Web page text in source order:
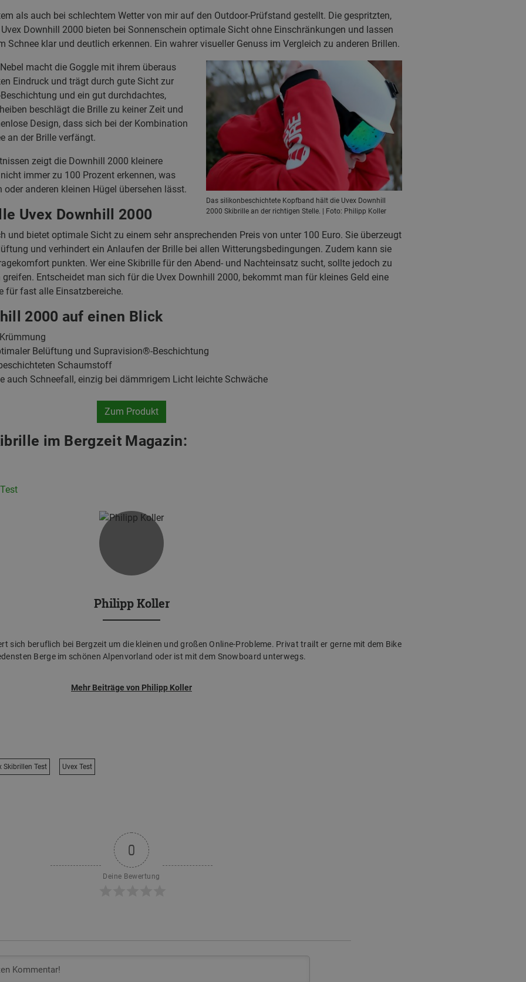
als auch bei schlechtem Wetter von mir auf den Outdoor-Prüfstand gestellt. Die gespritzten,
Downhill 2000 bieten bei Sonnenschein optimale Sicht ohne Einschränkungen und lassen
Schnee klar und deutlich erkennen. Ein wahrer visueller Genuss im Vergleich zu anderen Brillen.
Das silikonbeschichtete Kopfband hält die Uvex Downhill
2000 Skibrille an der richtigen Stelle. | Foto: Philipp Koller
macht die Goggle mit ihrem überaus
Eindruck und trägt durch gute Sicht zur
und ein gut durchdachtes,
beschlägt die Brille zu keiner Zeit und
Design, dass sich bei der Kombination
an der Brille verfängt.
zeigt die Downhill 2000 kleinere
immer zu 100 Prozent erkennen, was
anderen kleinen Hügel übersehen lässt.
Uvex Downhill 2000
und bietet optimale Sicht zu einem sehr ansprechenden Preis von unter 100 Euro. Sie überzeugt
und verhindert ein Anlaufen der Brille bei allen Witterungsbedingungen. Zudem kann sie
punkten. Wer eine Skibrille für den Abend- und Nachteinsatz sucht, sollte jedoch zu
Entscheidet man sich für die Uvex Downhill 2000, bekommt man für kleines Geld eine
für fast alle Einsatzbereiche.
2000 auf einen Blick
Belüftung und Supravision®-Beschichtung
Schaumstoff
auch Schneefall, einzig bei dämmrigem Licht leichte Schwäche
Zum Produkt
im Bergzeit Magazin:
Philipp Koller
sich beruflich bei Bergzeit um die kleinen und großen Online-Probleme. Privat trailt er gerne mit dem Bike
Berge im schönen Alpenvorland oder ist mit dem Snowboard unterwegs.
Mehr Beiträge von Philipp Koller
Skibrillen Test Uvex Test
0
Deine Bewertung